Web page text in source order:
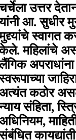
उत्तर
आ. सुधीर
स्वागत
महिलांचे
अपराधांना
कठोर
संहिता,